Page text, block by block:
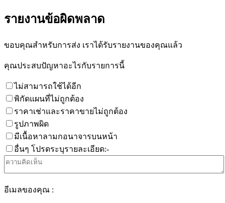
รายงานข้อผิดพลาด
ขอบคุณสำหรับการส่ง เราได้รับรายงานของคุณแล้ว
คุณประสบปัญหาอะไรกับรายการนี้
ไม่สามารถใช้ได้อีก
พิกัดแผนที่ไม่ถูกต้อง
ราคาเช่าและราคาขายไม่ถูกต้อง
รูปภาพผิด
มีเนื้อหาลามกอนาจารบนหน้า
อื่นๆ โปรดระบุรายละเอียด:-
อีเมลของคุณ :